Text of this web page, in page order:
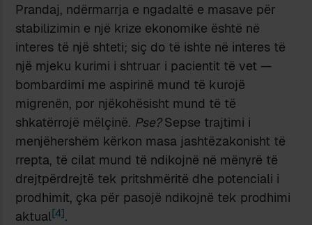
Prandaj, ndërmarrja e ngadaltë e masave për
stabilizimin e një krize ekonomike është në
interes të një shteti; siç do të ishte në interes të
një mjeku kurimi i shtruar i pacientit të vet —
bombardimi me aspirinë mund të kurojë
migrenën, por njëkohësisht mund të të
shkatërrojë mëlçinë. Pse?Sepse trajtimi i
menjëhershëm kërkon masa jashtëzakonisht të
rrepta, të cilat mund të ndikojnë në mënyrë të
drejtpërdrejtë tek pritshmëritë dhe potenciali i
prodhimit, çka për pasojë ndikojnë tek prodhimi
aktual[4].